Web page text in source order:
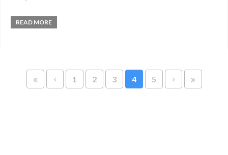
READ MORE
1 2 3 4 5